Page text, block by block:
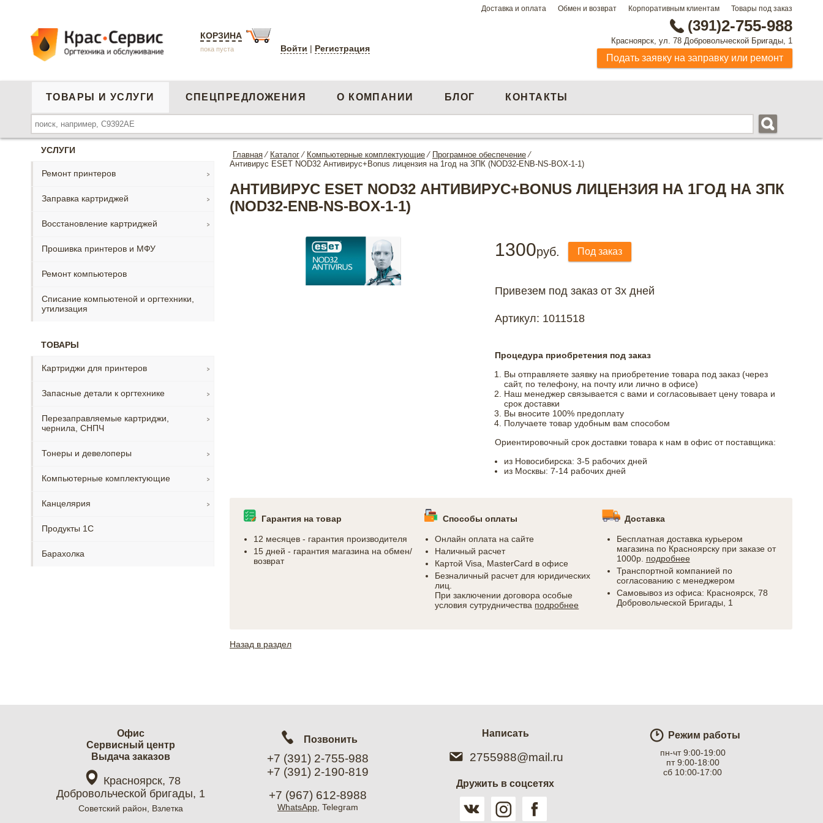
Доставка и оплата Обмен и возврат Корпоративным клиентам Товары под заказ
КОРЗИНА
пока пуста Войти | Регистрация
(391)2-755-988
Красноярск, ул. 78 Добровольческой Бригады, 1
Подать заявку на заправку или ремонт
ТОВАРЫ И УСЛУГИ СПЕЦПРЕДЛОЖЕНИЯ О КОМПАНИИ БЛОГ КОНТАКТЫ
УСЛУГИ
Ремонт принтеров
Заправка картриджей
Восстановление картриджей
Прошивка принтеров и МФУ
Ремонт компьютеров
Списание компьютеной и оргтехники,
утилизация
ТОВАРЫ
Картриджи для принтеров
Запасные детали к оргтехнике
Перезаправляемые картриджи,
чернила, СНПЧ
Тонеры и девелоперы
Компьютерные комплектующие
Канцелярия
Продукты 1С
Барахолка
Главная ⁄ Каталог ⁄ Компьютерные комплектующие ⁄ Програмное обеспечение ⁄
Антивирус ESET NOD32 Антивирус+Bonus лицензия на 1год на ЗПК (NOD32-ENB-NS-BOX-1-1)
АНТИВИРУС ESET NOD32 АНТИВИРУС+BONUS ЛИЦЕНЗИЯ НА 1ГОД НА ЗПК
(NOD32-ENB-NS-BOX-1-1)
1300руб. Под заказ
Привезем под заказ от 3х дней
Артикул: 1011518
Процедура приобретения под заказ
Вы отправляете заявку на приобретение товара под заказ (через
сайт, по телефону, на почту или лично в офисе)
Наш менеджер связывается с вами и согласовывает цену товара и
срок доставки
Вы вносите 100% предоплату
Получаете товар удобным вам способом
Ориентировочный срок доставки товара к нам в офис от поставщика:
из Новосибирска: 3-5 рабочих дней
из Москвы: 7-14 рабочих дней
Гарантия на товар
12 месяцев - гарантия производителя
15 дней - гарантия магазина на обмен/
возврат
Способы оплаты
Онлайн оплата на сайте
Наличный расчет
Картой Visa, MasterCard в офисе
Безналичный расчет для юридических
лиц.
При заключении договора особые
условия сутрудничества подробнее
Доставка
Бесплатная доставка курьером
магазина по Красноярску при заказе от
1000р. подробнее
Транспортной компанией по
согласованию с менеджером
Самовывоз из офиса: Красноярск, 78
Добровольческой Бригады, 1
Назад в раздел
Офис
Cервисный центр
Выдача заказов
Красноярск, 78
Добровольческой бригады, 1
Советский район, Взлетка
Позвонить
+7 (391) 2-755-988
+7 (391) 2-190-819
+7 (967) 612-8988
WhatsApp, Telegram
Написать
2755988@mail.ru
Дружить в соцсетях
Режим работы
пн-чт 9:00-19:00
пт 9:00-18:00
сб 10:00-17:00